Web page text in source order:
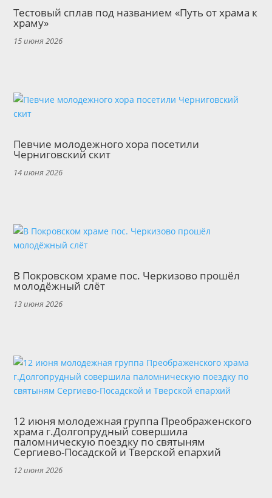
Тестовый сплав под названием «Путь от храма к
храму»
15 июня 2026
Певчие молодежного хора посетили
Черниговский скит
14 июня 2026
В Покровском храме пос. Черкизово прошёл
молодёжный слёт
13 июня 2026
12 июня молодежная группа Преображенского
храма г.Долгопрудный совершила
паломническую поездку по святыням
Сергиево-Посадской и Тверской епархий
12 июня 2026